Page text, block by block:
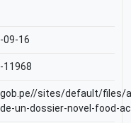
09-16
11968
sites/default/files/
un-dossier-novel-food-